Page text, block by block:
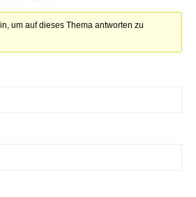
um auf dieses Thema antworten zu